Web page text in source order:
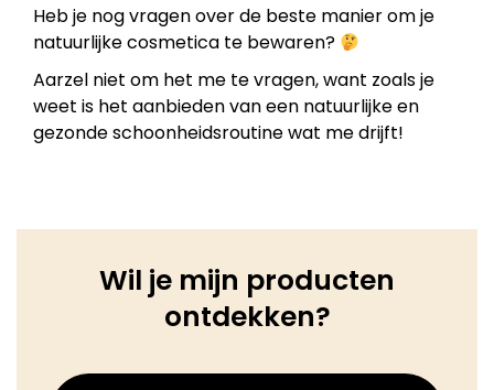
Heb je nog vragen over de beste manier om je
natuurlijke cosmetica te bewaren?
Aarzel niet om het me te vragen, want zoals je
weet is het aanbieden van een natuurlijke en
gezonde schoonheidsroutine wat me drijft!
Wil je mijn producten
ontdekken?